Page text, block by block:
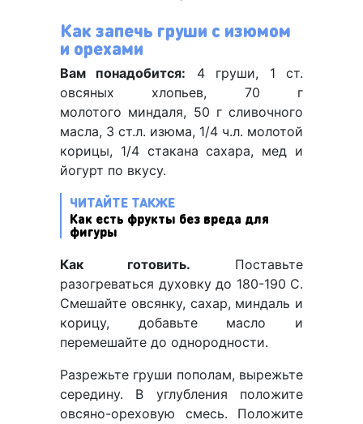
Как запечь груши с изюмом
и орехами
Вам понадобится: 4 груши, 1 ст.
овсяных хлопьев, 70 г
молотого миндаля, 50 г сливочного
масла, 3 ст.л. изюма, 1/4 ч.л. молотой
корицы, 1/4 стакана сахара, мед и
йогурт по вкусу.
ЧИТАЙТЕ ТАКЖЕ
Как есть фрукты без вреда для
фигуры
Как готовить. Поставьте
разогреваться духовку до 180-190 С.
Смешайте овсянку, сахар, миндаль и
корицу, добавьте масло и
перемешайте до однородности.
Разрежьте груши пополам, вырежьте
середину. В углубления положите
овсяно-ореховую смесь. Положите